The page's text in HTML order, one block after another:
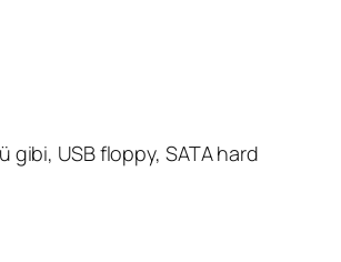
gibi, USB floppy, SATA hard